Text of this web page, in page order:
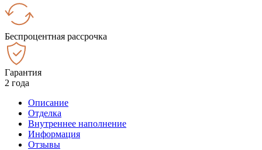
Беспроцентная рассрочка
Гарантия
2 года
Описание
Отделка
Внутреннее наполнение
Информация
Отзывы